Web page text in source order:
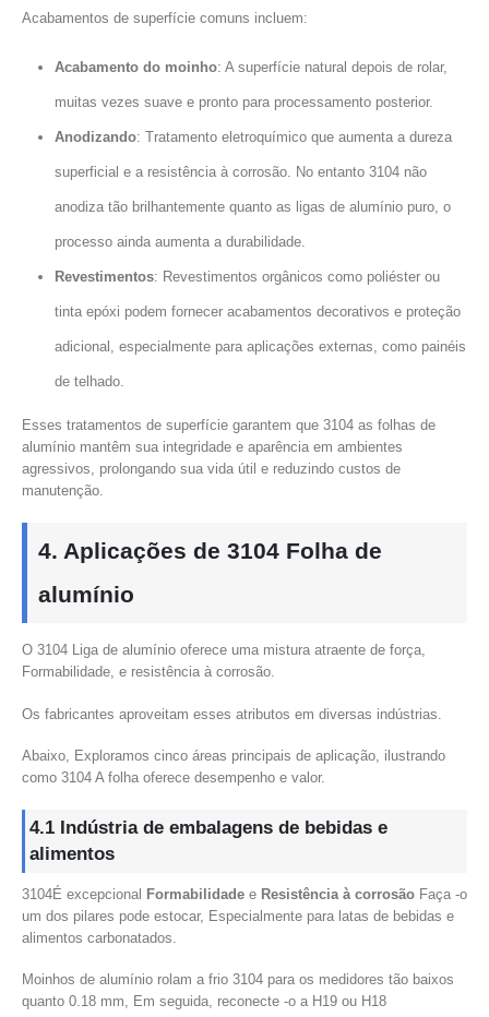
Acabamentos de superfície comuns incluem:
Acabamento do moinho: A superfície natural depois de rolar,
muitas vezes suave e pronto para processamento posterior.
Anodizando: Tratamento eletroquímico que aumenta a dureza
superficial e a resistência à corrosão. No entanto 3104 não
anodiza tão brilhantemente quanto as ligas de alumínio puro, o
processo ainda aumenta a durabilidade.
Revestimentos: Revestimentos orgânicos como poliéster ou
tinta epóxi podem fornecer acabamentos decorativos e proteção
adicional, especialmente para aplicações externas, como painéis
de telhado.
Esses tratamentos de superfície garantem que 3104 as folhas de
alumínio mantêm sua integridade e aparência em ambientes
agressivos, prolongando sua vida útil e reduzindo custos de
manutenção.
4. Aplicações de 3104 Folha de
alumínio
O 3104 Liga de alumínio oferece uma mistura atraente de força,
Formabilidade, e resistência à corrosão.
Os fabricantes aproveitam esses atributos em diversas indústrias.
Abaixo, Exploramos cinco áreas principais de aplicação, ilustrando
como 3104 A folha oferece desempenho e valor.
4.1 Indústria de embalagens de bebidas e
alimentos
3104É excepcional Formabilidade e Resistência à corrosão Faça -o
um dos pilares pode estocar, Especialmente para latas de bebidas e
alimentos carbonatados.
Moinhos de alumínio rolam a frio 3104 para os medidores tão baixos
quanto 0.18 mm, Em seguida, reconecte -o a H19 ou H18